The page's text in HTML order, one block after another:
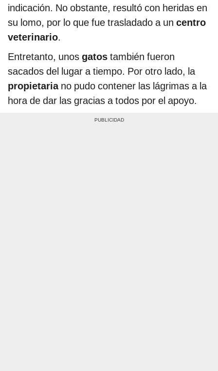
indicación. No obstante, resultó con heridas en
su lomo, por lo que fue trasladado a un centro
veterinario.
Entretanto, unos gatos también fueron
sacados del lugar a tiempo. Por otro lado, la
propietaria no pudo contener las lágrimas a la
hora de dar las gracias a todos por el apoyo.